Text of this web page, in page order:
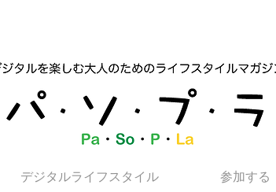
デジタルライフスタイル 参加する